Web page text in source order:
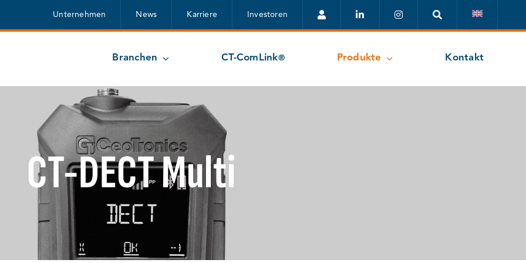
Unternehmen News Karriere Investoren
Branchen CT-ComLink® Produkte Kontakt
CT-DECT Multi